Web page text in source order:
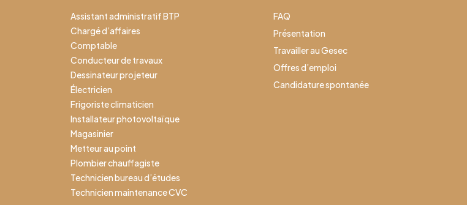
Assistant administratif BTP
Chargé d’affaires
Comptable
Conducteur de travaux
Dessinateur projeteur
Électricien
Frigoriste climaticien
Installateur photovoltaïque
Magasinier
Metteur au point
Plombier chauffagiste
Technicien bureau d’études
Technicien maintenance CVC
FAQ
Présentation
Travailler au Gesec
Offres d’emploi
Candidature spontanée